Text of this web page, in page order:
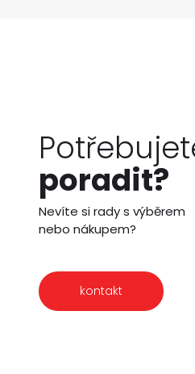
poradit?
Nevíte si rady s výběrem
nebo nákupem?
kontakt